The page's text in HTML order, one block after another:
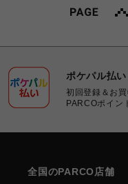
ポケパル払い
初回登録＆お
PARCOポイン
全国のPARCO店舗